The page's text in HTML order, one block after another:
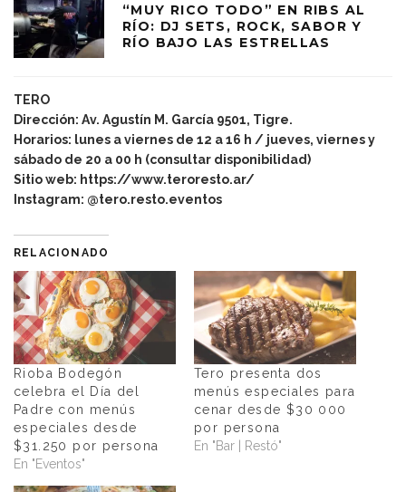
“MUY RICO TODO” EN RIBS AL
RÍO: DJ SETS, ROCK, SABOR Y
RÍO BAJO LAS ESTRELLAS
TERO
Dirección: Av. Agustín M. García 9501, Tigre.
Horarios: lunes a viernes de 12 a 16 h / jueves, viernes y
sábado de 20 a 00 h (consultar disponibilidad)
Sitio web: https://www.teroresto.ar/
Instagram: @tero.resto.eventos
RELACIONADO
Rioba Bodegón
celebra el Día del
Padre con menús
especiales desde
$31.250 por persona
En "Eventos"
Tero presenta dos
menús especiales para
cenar desde $30 000
por persona
En "Bar | Restó"